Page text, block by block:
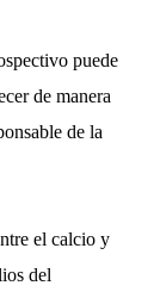
puede
de manera
de la
el calcio y
del